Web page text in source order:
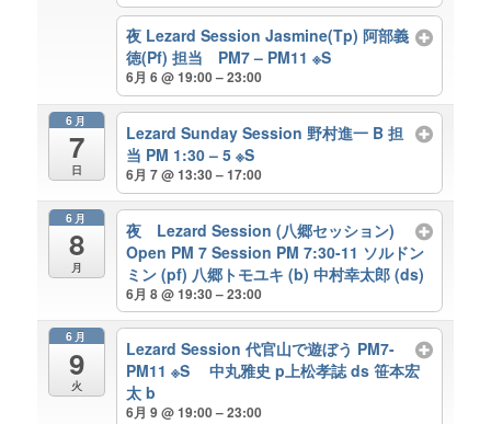
夜 Lezard Session Jasmine(Tp) 阿部義
徳(Pf) 担当 PM7 – PM11 ※S
6月 6 @ 19:00 – 23:00
6月
7
日
Lezard Sunday Session 野村進一 B 担
当 PM 1:30 – 5 ※S
6月 7 @ 13:30 – 17:00
6月
8
月
夜 Lezard Session (八郷セッション)
Open PM 7 Session PM 7:30-11 ソルドン
ミン (pf) 八郷トモユキ (b) 中村幸太郎 (ds)
6月 8 @ 19:30 – 23:00
6月
9
火
Lezard Session 代官山で遊ぼう PM7-
PM11 ※S 中丸雅史 p上松孝誌 ds 笹本宏
太 b
6月 9 @ 19:00 – 23:00